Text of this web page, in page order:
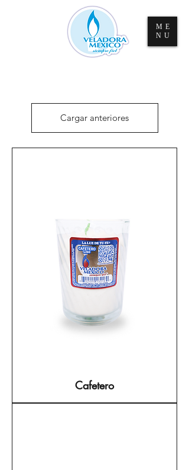
ME
NU
Cargar anteriores
Cafetero